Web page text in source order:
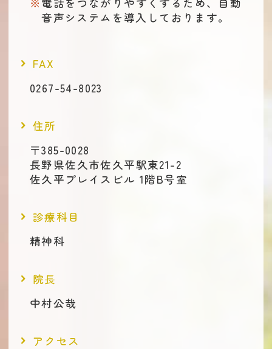
音声システムを導入しております。
FAX
0267-54-8023
住所
〒385-0028
長野県佐久市佐久平駅東21-2
佐久平プレイスビル 1階B号室
診療科目
精神科
院長
中村公哉
アクセス